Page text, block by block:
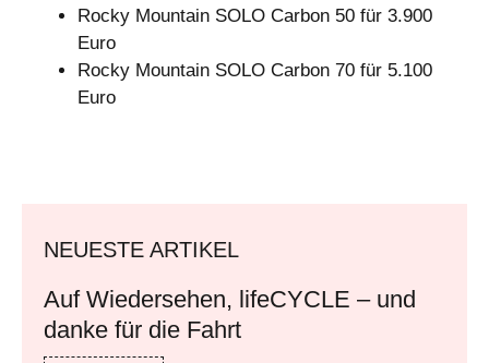
Rocky Mountain SOLO Carbon 50 für 3.900
Euro
Rocky Mountain SOLO Carbon 70 für 5.100
Euro
NEUESTE ARTIKEL
Auf Wiedersehen, lifeCYCLE – und
danke für die Fahrt